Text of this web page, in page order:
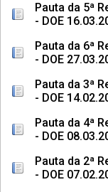
Pauta da 5ª
- DOE
Pauta da 6ª
- DOE
Pauta da 3ª
- DOE
Pauta da 4ª
- DOE
Pauta da 2ª
- DOE